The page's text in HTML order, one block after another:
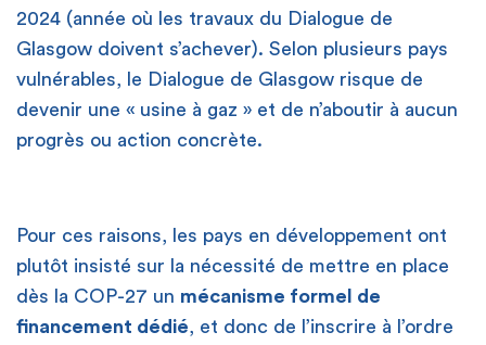
mécanisme international de Varsovie
2024 (année où les travaux du Dialogue de
Glasgow doivent s’achever). Selon plusieurs pays
vulnérables, le Dialogue de Glasgow risque de
devenir une « usine à gaz » et de n’aboutir à aucun
progrès ou action concrète.
Pour ces raisons, les pays en développement ont
plutôt insisté sur la nécessité de mettre en place
dès la COP-27 un mécanisme formel de
financement dédié , et donc de l’inscrire à l’ordre